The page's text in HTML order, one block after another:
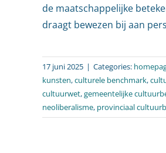
de maatschappelijke
draagt bewezen bij aan
17 juni 2025 | Categories:
kunsten,culturele benchmark,
cultuurwet,gemeentelijke
neoliberalisme, provinciaal